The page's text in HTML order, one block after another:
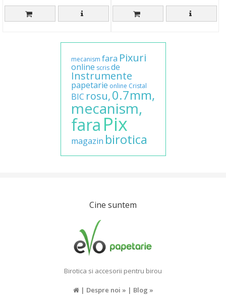
mecanism fara Pixuri
online scris de
Instrumente
papetarie online Cristal
BIC rosu,0.7mm,
mecanism,
fara Pix
magazin birotica
Cine suntem
Birotica si accesorii pentru birou
| Despre noi » | Blog »